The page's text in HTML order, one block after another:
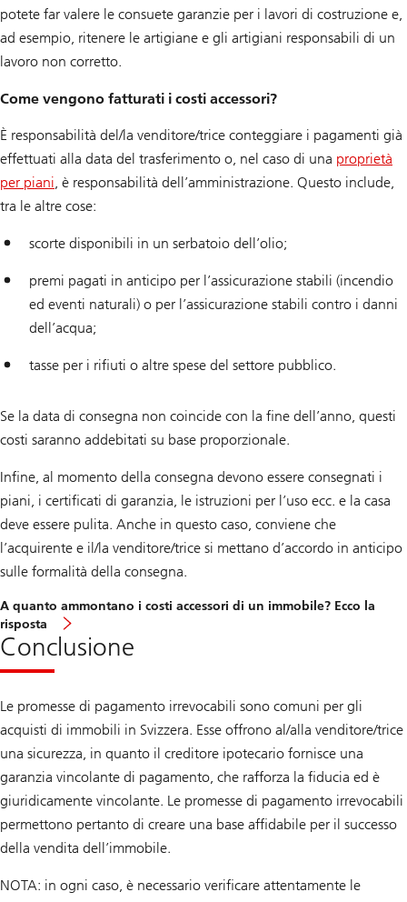
potete far valere le consuete garanzie per i lavori di costruzione e,
ad esempio, ritenere le artigiane e gli artigiani responsabili di un
lavoro non corretto.
Come vengono fatturati i costi accessori?
È responsabilità del/la venditore/trice conteggiare i pagamenti già
effettuati alla data del trasferimento o, nel caso di una proprietà
per piani, è responsabilità dell’amministrazione. Questo include,
tra le altre cose:
scorte disponibili in un serbatoio dell’olio;
premi pagati in anticipo per l’assicurazione stabili (incendio
ed eventi naturali) o per l’assicurazione stabili contro i danni
dell’acqua;
tasse per i rifiuti o altre spese del settore pubblico.
Se la data di consegna non coincide con la fine dell’anno, questi
costi saranno addebitati su base proporzionale.
Infine, al momento della consegna devono essere consegnati i
piani, i certificati di garanzia, le istruzioni per l’uso ecc. e la casa
deve essere pulita. Anche in questo caso, conviene che
l’acquirente e il/la venditore/trice si mettano d’accordo in anticipo
sulle formalità della consegna.
A quanto ammontano i costi accessori di un immobile? Ecco la
risposta
Conclusione
Le promesse di pagamento irrevocabili sono comuni per gli
acquisti di immobili in Svizzera. Esse offrono al/alla venditore/trice
una sicurezza, in quanto il creditore ipotecario fornisce una
garanzia vincolante di pagamento, che rafforza la fiducia ed è
giuridicamente vincolante. Le promesse di pagamento irrevocabili
permettono pertanto di creare una base affidabile per il successo
della vendita dell’immobile.
NOTA: in ogni caso, è necessario verificare attentamente le